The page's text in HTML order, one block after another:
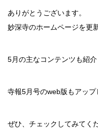
ありがとうございます。
妙深寺のホームページを更
5月の主なコンテンツも紹介
寺報5月号のweb版もアップ
ぜひ、チェックしてみてく